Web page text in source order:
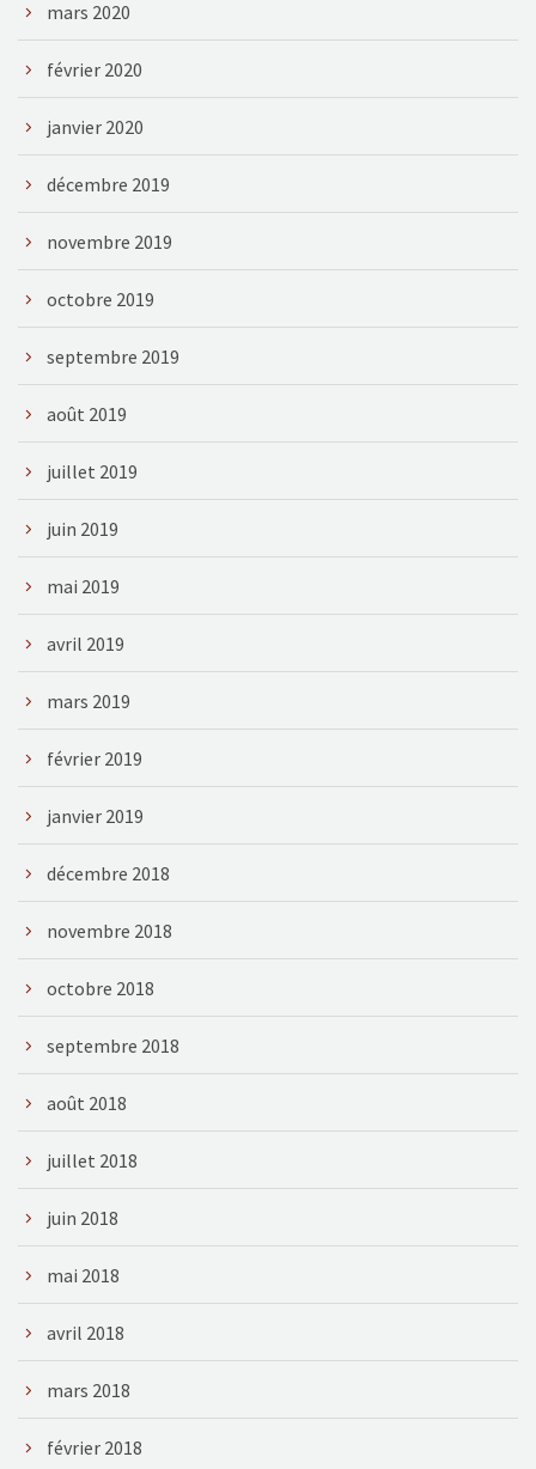
mars 2020
février 2020
janvier 2020
décembre 2019
novembre 2019
octobre 2019
septembre 2019
août 2019
juillet 2019
juin 2019
mai 2019
avril 2019
mars 2019
février 2019
janvier 2019
décembre 2018
novembre 2018
octobre 2018
septembre 2018
août 2018
juillet 2018
juin 2018
mai 2018
avril 2018
mars 2018
février 2018